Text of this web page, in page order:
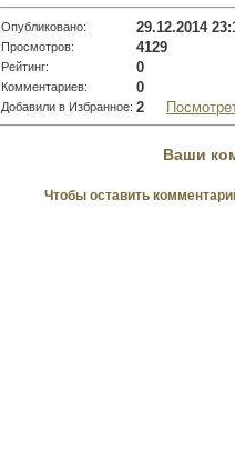
Опубликовано: 29.12.2014
Просмотров: 4129
Рейтинг: 0
Комментариев: 0
Добавили в Избранное: 2
Ваши
Чтобы оставить